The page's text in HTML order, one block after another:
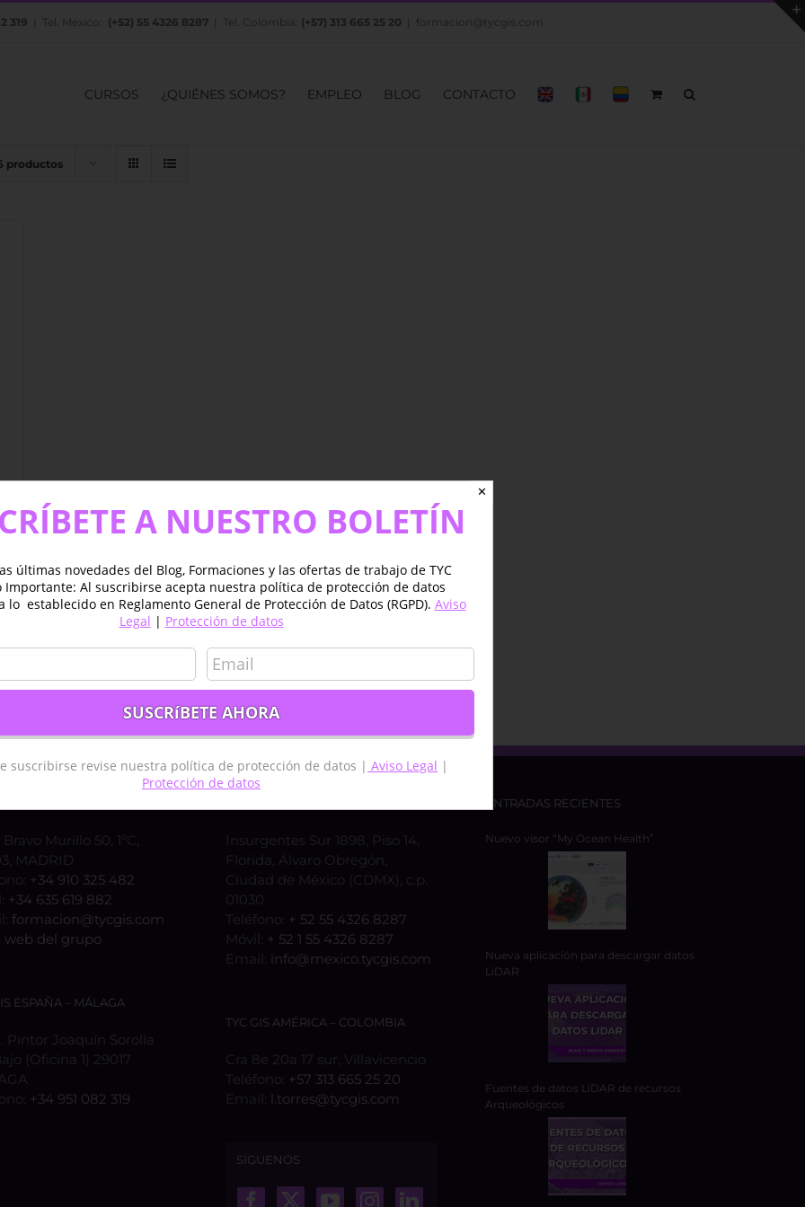
319 | Tel. México: (+52) 55 4326 8287 | Tel. Colombia: (+57) 313 665 25 20 formacion@tycgis.com
CURSOS ¿QUIÉNES SOMOS? EMPLEO BLOG CONTACTO
productos
Murillo 50, 1ºC,
MADRID
+34 910 325 482
+34 635 619 882
formacion@tycgis.com
web del grupo
ESPAÑA – MÁLAGA
Pintor Joaquín Sorolla
(Oficina 1) 29017
+34 951 082 319
Insurgentes Sur 1898, Piso 14,
Florida, Álvaro Obregón,
Ciudad de México (CDMX), c.p.
01030
Teléfono: + 52 55 4326 8287
Móvil: + 52 1 55 4326 8287
Email: info@mexico.tycgis.com
TYC GIS AMÉRICA – COLOMBIA
Cra 8e 20a 17 sur, Villavicencio
Teléfono: +57 313 665 25 20
Email: l.torres@tycgis.com
SÍGUENOS
ENTRADAS RECIENTES
Nuevo visor “My Ocean Health”
Nueva aplicación para descargar datos
LiDAR
Fuentes de datos LiDAR de recursos
Arqueológicos
✕
A NUESTRO BOLETÍN
últimas novedades del Blog, Formaciones y las ofertas de trabajo de TYC
Importante: Al suscribirse acepta nuestra política de protección de datos
lo establecido en Reglamento General de Protección de Datos (RGPD). Aviso
Legal | Protección de datos
suscribirse revise nuestra política de protección de datos | Aviso Legal |
Protección de datos